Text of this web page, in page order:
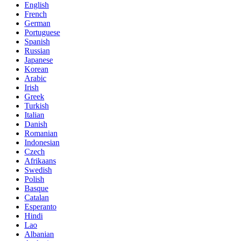
English
French
German
Portuguese
Spanish
Russian
Japanese
Korean
Arabic
Irish
Greek
Turkish
Italian
Danish
Romanian
Indonesian
Czech
Afrikaans
Swedish
Polish
Basque
Catalan
Esperanto
Hindi
Lao
Albanian